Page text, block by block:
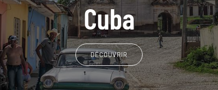
Cuba
DÉCOUVRIR